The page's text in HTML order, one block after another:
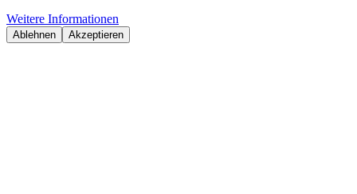
Weitere Informationen
Ablehnen Akzeptieren